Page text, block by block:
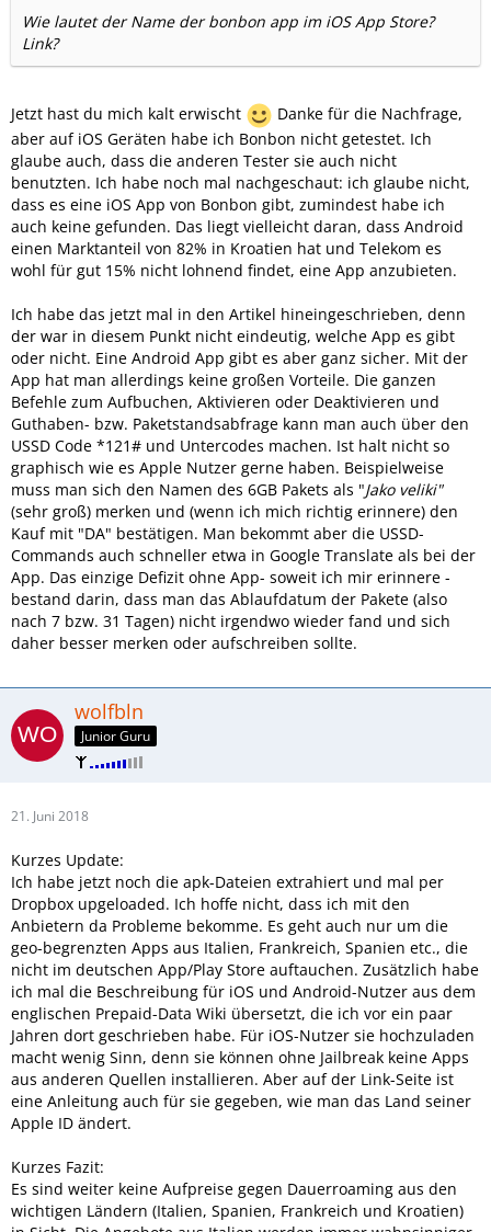
Wie lautet der Name der bonbon app im iOS App Store?
Link?
Jetzt hast du mich kalt erwischt
Danke für die Nachfrage,
aber auf iOS Geräten habe ich Bonbon nicht getestet. Ich
glaube auch, dass die anderen Tester sie auch nicht
benutzten. Ich habe noch mal nachgeschaut: ich glaube nicht,
dass es eine iOS App von Bonbon gibt, zumindest habe ich
auch keine gefunden. Das liegt vielleicht daran, dass Android
einen Marktanteil von 82% in Kroatien hat und Telekom es
wohl für gut 15% nicht lohnend findet, eine App anzubieten.
Ich habe das jetzt mal in den Artikel hineingeschrieben, denn
der war in diesem Punkt nicht eindeutig, welche App es gibt
oder nicht. Eine Android App gibt es aber ganz sicher. Mit der
App hat man allerdings keine großen Vorteile. Die ganzen
Befehle zum Aufbuchen, Aktivieren oder Deaktivieren und
Guthaben- bzw. Paketstandsabfrage kann man auch über den
USSD Code *121# und Untercodes machen. Ist halt nicht so
graphisch wie es Apple Nutzer gerne haben. Beispielweise
muss man sich den Namen des 6GB Pakets als "Jako veliki"
(sehr groß) merken und (wenn ich mich richtig erinnere) den
Kauf mit "DA" bestätigen. Man bekommt aber die USSD-
Commands auch schneller etwa in Google Translate als bei der
App. Das einzige Defizit ohne App- soweit ich mir erinnere -
bestand darin, dass man das Ablaufdatum der Pakete (also
nach 7 bzw. 31 Tagen) nicht irgendwo wieder fand und sich
daher besser merken oder aufschreiben sollte.
wolfbln
Junior Guru
21. Juni 2018
Kurzes Update:
Ich habe jetzt noch die apk-Dateien extrahiert und mal per
Dropbox upgeloaded. Ich hoffe nicht, dass ich mit den
Anbietern da Probleme bekomme. Es geht auch nur um die
geo-begrenzten Apps aus Italien, Frankreich, Spanien etc., die
nicht im deutschen App/Play Store auftauchen. Zusätzlich habe
ich mal die Beschreibung für iOS und Android-Nutzer aus dem
englischen Prepaid-Data Wiki übersetzt, die ich vor ein paar
Jahren dort geschrieben habe. Für iOS-Nutzer sie hochzuladen
macht wenig Sinn, denn sie können ohne Jailbreak keine Apps
aus anderen Quellen installieren. Aber auf der Link-Seite ist
eine Anleitung auch für sie gegeben, wie man das Land seiner
Apple ID ändert.
Kurzes Fazit:
Es sind weiter keine Aufpreise gegen Dauerroaming aus den
wichtigen Ländern (Italien, Spanien, Frankreich und Kroatien)